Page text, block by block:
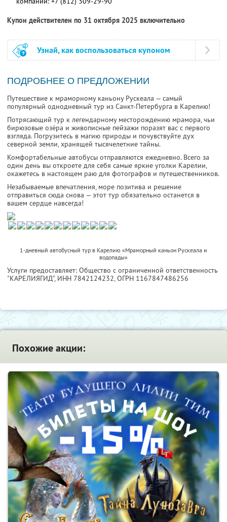
Купон действителен по 31 октября 2025 включительно
Узнай, как воспользоваться купоном
ПОДРОБНЕЕ О ПРЕДЛОЖЕНИИ
Путешествие к мраморному каньону Рускеала — самый
популярный однодневный тур из Санкт-Петербурга в Карелию!
Потрясающий тур к легендарному месторождению мрамора, чьи
бирюзовые озёра и живописные пейзажи поразят вас с первого
взгляда. Погрузитесь в магию природы и почувствуйте дух
северной земли, хранящей тысячелетние тайны.
Комфортабельные автобусы отправляются ежедневно. Всего за
один день вы откроете для себя самые яркие уголки Карелии,
окажетесь в настоящем раю для фотографов и путешественников.
Незабываемые впечатления, море позитива и решение
отправиться сюда снова — этот тур обязательно останется в
вашем сердце навсегда!
1-дневный автобусный тур в Карелию «Мраморный каньон Рускеала и
водопады»
Услуги предоставляет: Общество с ограниченной ответственность
"КАРЕЛИЯГИД", ИНН 7842124232, ОГРН 1167847486256
Похожие акции: